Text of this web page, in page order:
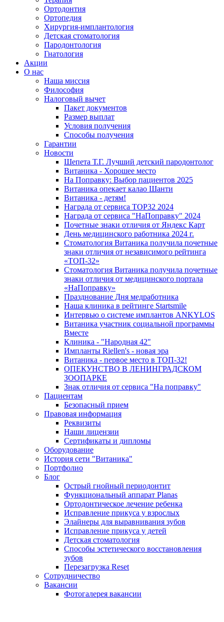
Ортодонтия
Ортопедия
Хирургия-имплантология
Детская стоматология
Пародонтология
Гнатология
Акции
О нас
Наша миссия
Философия
Налоговый вычет
Пакет документов
Размер выплат
Условия получения
Способы получения
Гарантии
Новости
Шепета Т.Г. Лучший детский пародонтолог
Витаника - Хорошее место
На Поправку: Выбор пациентов 2025
Витаника опекает калао Шанти
Витаника - детям!
Награда от сервиса TOP32 2024
Награда от сервиса "НаПоправку" 2024
Почетные знаки отличия от Яндекс Карт
День медицинского работника 2024 г.
Стоматология Витаника получила почетные
знаки отличия от независимого рейтинга
«ТОП-32»
Стоматология Витаника получила почетные
знаки отличия от медицинского портала
«НаПоправку»
Празднование Дня медработника
Наша клиника в рейтинге Startsmile
Интервью о системе имплантов ANKYLOS
Витаника участник социальной программы
Вместе
Клиника - "Народная 42"
Импланты Riellen's - новая эра
Витаника - первое место в ТОП-32!
ОПЕКУНСТВО В ЛЕНИНГРАДСКОМ
ЗООПАРКЕ
Знак отличия от сервиса "На поправку"
Пациентам
Безопасный прием
Правовая информация
Реквизиты
Наши лицензии
Сертификаты и дипломы
Оборудование
История сети "Витаника"
Портфолио
Блог
Острый гнойный периодонтит
Функциональный аппарат Planas
Ортодонтическое лечение ребенка
Исправление прикуса у взрослых
Элайнеры для выравнивания зубов
Исправление прикуса у детей
Детская стоматология
Способы эстетического восстановления
зубов
Перезагрузка Reset
Сотрудничество
Вакансии
Фотогалерея вакансии